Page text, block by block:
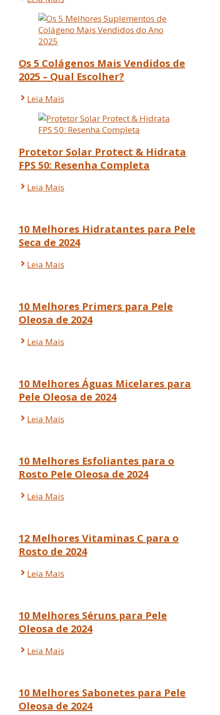
Os 5 Colágenos Mais Vendidos de
2025 – Qual Escolher?
Leia Mais
Protetor Solar Protect & Hidrata
FPS 50: Resenha Completa
Leia Mais
10 Melhores Hidratantes para Pele
Seca de 2024
Leia Mais
10 Melhores Primers para Pele
Oleosa de 2024
Leia Mais
10 Melhores Águas Micelares para
Pele Oleosa de 2024
Leia Mais
10 Melhores Esfoliantes para o
Rosto Pele Oleosa de 2024
Leia Mais
12 Melhores Vitaminas C para o
Rosto de 2024
Leia Mais
10 Melhores Séruns para Pele
Oleosa de 2024
Leia Mais
10 Melhores Sabonetes para Pele
Oleosa de 2024